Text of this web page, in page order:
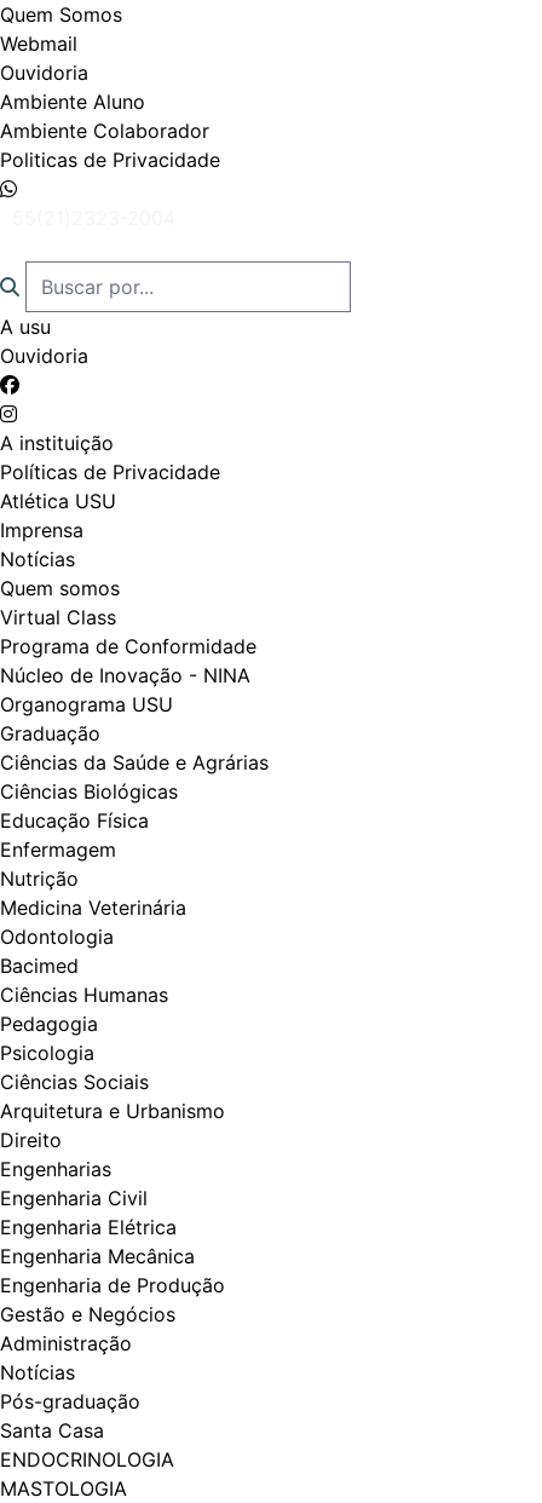
Quem Somos
Webmail
Ouvidoria
Ambiente Aluno
Ambiente Colaborador
Politicas de Privacidade
A usu
Ouvidoria
A instituição
Políticas de Privacidade
Atlética USU
Imprensa
Notícias
Quem somos
Virtual Class
Programa de Conformidade
Núcleo de Inovação - NINA
Organograma USU
Graduação
Ciências da Saúde e Agrárias
Ciências Biológicas
Educação Física
Enfermagem
Nutrição
Medicina Veterinária
Odontologia
Bacimed
Ciências Humanas
Pedagogia
Psicologia
Ciências Sociais
Arquitetura e Urbanismo
Direito
Engenharias
Engenharia Civil
Engenharia Elétrica
Engenharia Mecânica
Engenharia de Produção
Gestão e Negócios
Administração
Notícias
Pós-graduação
Santa Casa
ENDOCRINOLOGIA
MASTOLOGIA